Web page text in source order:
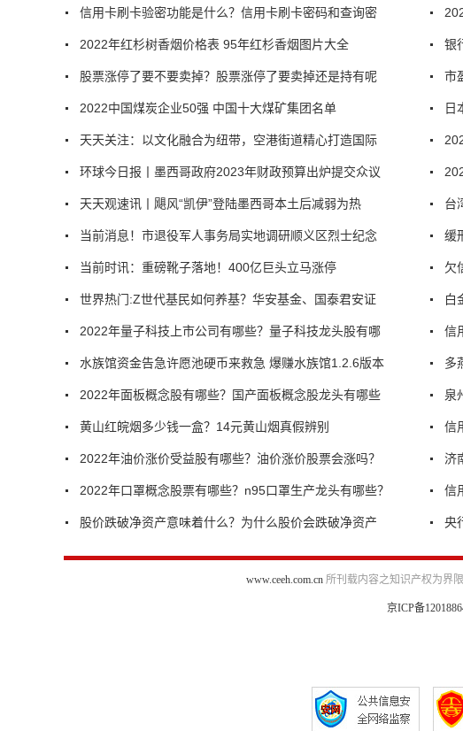
信用卡刷卡验密功能是什么？信用卡刷卡密码和查询密
2022年红杉树香烟价格表 95年红杉香烟图片大全
股票涨停了要不要卖掉？股票涨停了要卖掉还是持有呢
2022中国煤炭企业50强 中国十大煤矿集团名单
天天关注：以文化融合为纽带，空港街道精心打造国际
环球今日报丨墨西哥政府2023年财政预算出炉提交众议
天天观速讯丨飓风“凯伊”登陆墨西哥本土后减弱为热
当前消息！市退役军人事务局实地调研顺义区烈士纪念
当前时讯：重磅靴子落地！400亿巨头立马涨停
世界热门:Z世代基民如何养基？华安基金、国泰君安证
2022年量子科技上市公司有哪些？量子科技龙头股有哪
水族馆资金告急许愿池硬币来救急 爆赚水族馆1.2.6版本
2022年面板概念股有哪些？国产面板概念股龙头有哪些
黄山红皖烟多少钱一盒？14元黄山烟真假辨别
2022年油价涨价受益股有哪些？油价涨价股票会涨吗？
2022年口罩概念股票有哪些？n95口罩生产龙头有哪些？
股价跌破净资产意味着什么？为什么股价会跌破净资产
银
市
日
台
缓
欠
白
信
多
泉
信
济
信
央
www.ceeh.com.cn所刊载内容之知识产权为界
京ICP备